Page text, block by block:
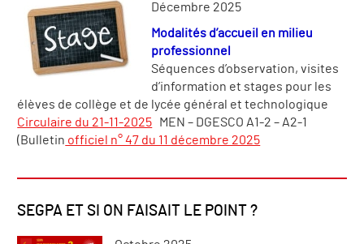
Décembre 2025
Modalités d’accueil en milieu
professionnel
Séquences d’observation, visites
d’information et stages pour les
élèves de collège et de lycée général et technologique
Circulaire du 21-11-2025 MEN – DGESCO A1-2 – A2-1
(Bulletin officiel n° 47 du 11 décembre 2025
SEGPA ET SI ON FAISAIT LE POINT ?